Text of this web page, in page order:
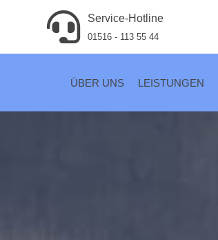
Service-Hotline
01516 - 113 55 44
ÜBER UNS LEISTUNGEN